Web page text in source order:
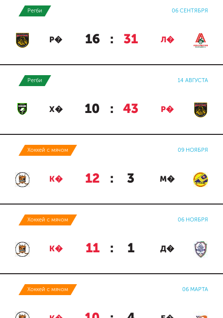
Регби 06 СЕНТЯБРЯ
Р� 16 : 31 Л�
Регби 14 АВГУСТА
Х� 10 : 43 Р�
Хоккей с мячом 09 НОЯБРЯ
К� 12 : 3 М�
Хоккей с мячом 06 НОЯБРЯ
К� 11 : 1 Д�
Хоккей с мячом 06 МАРТА